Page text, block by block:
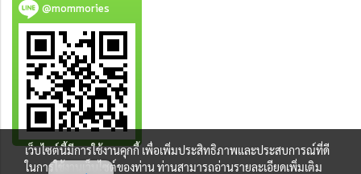
@mommories
เว็บไซต์นี้มีการใช้งานคุกกี้ เพื่อเพิ่มประสิทธิภาพและประสบการณ์ที่ดี
ในการใช้งานเว็บไซต์ของท่าน ท่านสามารถอ่านรายละเอียดเพิ่มเติม